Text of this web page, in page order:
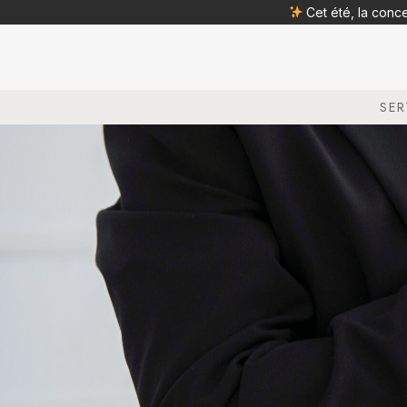
Cet été, la